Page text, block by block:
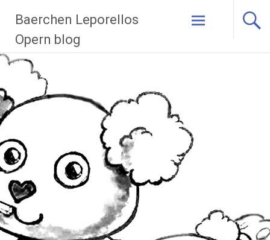
Inhalt
springen
Baerchen Leporellos
Opern blog